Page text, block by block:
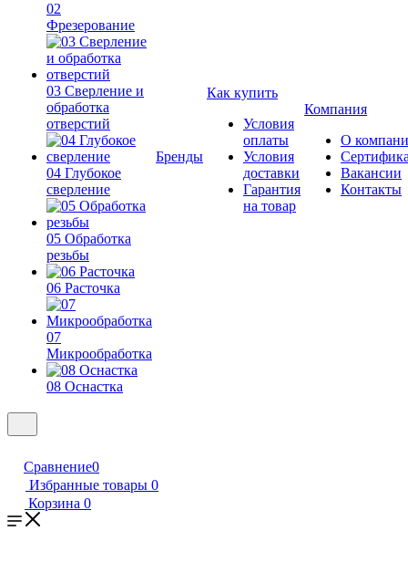
02
Фрезерование
03 Сверление и
обработка
отверстий
04 Глубокое
сверление
05 Обработка
резьбы
06 Расточка
07
Микрообработка
08 Оснастка
Бренды
Как купить
Условия
оплаты
Условия
доставки
Гарантия
на товар
Компания
О
Вакансии
Контакты
Сравнение0
Избранные товары 0
Корзина 0